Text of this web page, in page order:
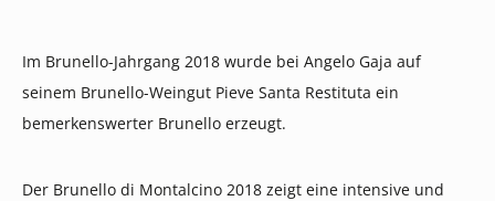
Im Brunello-Jahrgang 2018 wurde bei Angelo Gaja auf
seinem Brunello-Weingut Pieve Santa Restituta ein
bemerkenswerter Brunello erzeugt.
Der Brunello di Montalcino 2018 zeigt eine intensive und